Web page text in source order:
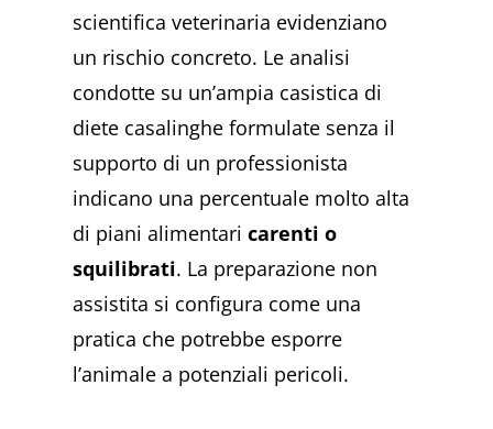
scientifica veterinaria evidenziano
un rischio concreto. Le analisi
condotte su un’ampia casistica di
diete casalinghe formulate senza il
supporto di un professionista
indicano una percentuale molto alta
di piani alimentaricarenti o
squilibrati. La preparazione non
assistita si configura come una
pratica che potrebbe esporre
l’animale a potenziali pericoli.